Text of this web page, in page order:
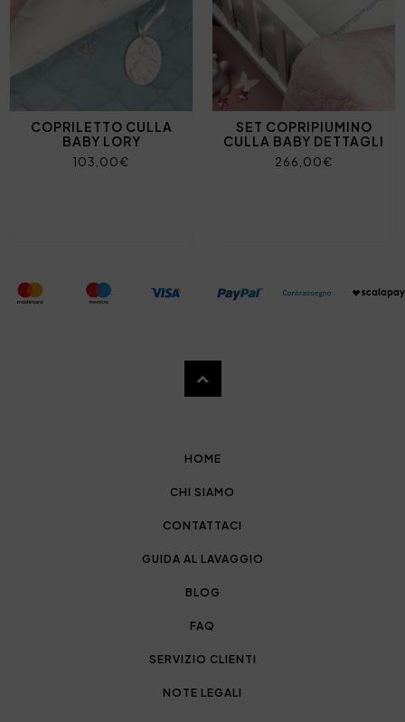
COPRILETTO CULLA
BABY LORY
103,00€
SET COPRIPIUMINO
CULLA BABY DETTAGLI
266,00€
HOME
CHI SIAMO
CONTATTACI
GUIDA AL LAVAGGIO
BLOG
FAQ
SERVIZIO CLIENTI
NOTE LEGALI